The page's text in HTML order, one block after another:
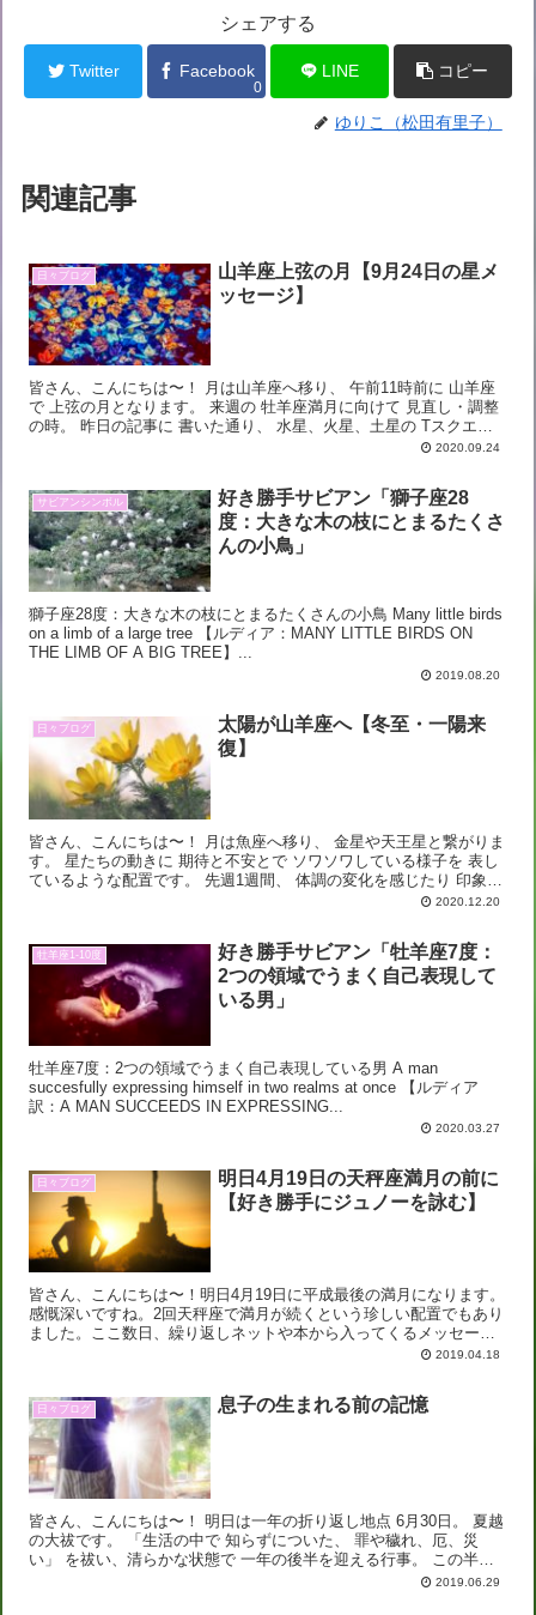
シェアする
Twitter Facebook
0
LINE コピー
ゆりこ（松田有里子）
関連記事
日々ブログ
山羊座上弦の月【9月24日の星メ
ッセージ】
皆さん、こんにちは〜！ 月は山羊座へ移り、 午前11時前に 山羊座
で 上弦の月となります。 来週の 牡羊座満月に向けて 見直し・調整
の時。 昨日の記事に 書いた通り、 水星、火星、土星の Tスクエア
2020.09.24
サビアンシンボル
好き勝手サビアン「獅子座28
度：大きな木の枝にとまるたくさ
んの小鳥」
獅子座28度：大きな木の枝にとまるたくさんの小鳥 Many little birds
on a limb of a large tree 【ルディア：MANY LITTLE BIRDS ON
THE LIMB OF A BIG TREE】...
2019.08.20
日々ブログ
太陽が山羊座へ【冬至・一陽来
復】
皆さん、こんにちは〜！ 月は魚座へ移り、 金星や天王星と繋がりま
す。 星たちの動きに 期待と不安とで ソワソワしている様子を 表し
ているような配置です。 先週1週間、 体調の変化を感じたり 印象的
2020.12.20
牡羊座1-10度
好き勝手サビアン「牡羊座7度：
2つの領域でうまく自己表現して
いる男」
牡羊座7度：2つの領域でうまく自己表現している男 A man
succesfully expressing himself in two realms at once 【ルディア
訳：A MAN SUCCEEDS IN EXPRESSING...
2020.03.27
日々ブログ
明日4月19日の天秤座満月の前に
【好き勝手にジュノーを詠む】
皆さん、こんにちは〜！明日4月19日に平成最後の満月になります。
感慨深いですね。2回天秤座で満月が続くという珍しい配置でもあり
ました。ここ数日、繰り返しネットや本から入ってくるメッセージ
が「全員に好かれようとするな」でして（汗）特に珍しいメ...2019.04.18
日々ブログ 息子の生まれる前の記憶
皆さん、こんにちは〜！ 明日は一年の折り返し地点 6月30日。 夏越
の大祓です。 「生活の中で 知らずについた、 罪や穢れ、厄、災
い」 を祓い、清らかな状態で 一年の後半を迎える行事。 この半年
2019.06.29